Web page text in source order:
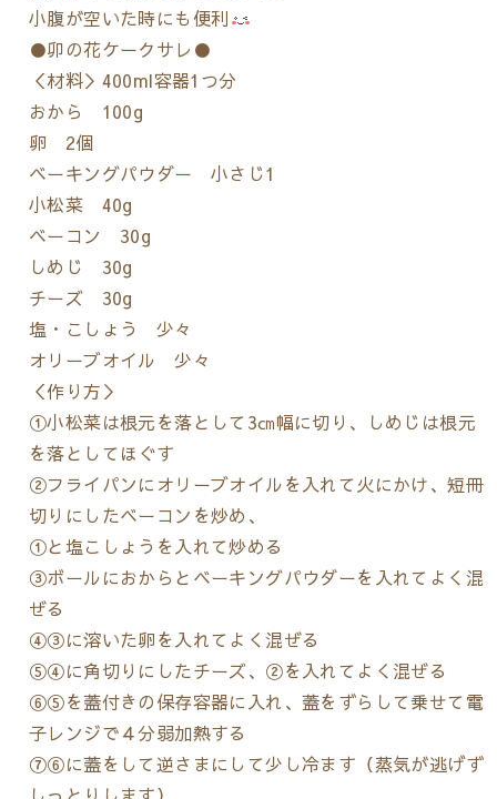
小腹が空いた時にも便利
●卯の花ケークサレ●
＜材料＞400ml容器1つ分
おから 100g
卵 2個
ベーキングパウダー 小さじ1
小松菜 40g
ベーコン 30g
しめじ 30g
チーズ 30g
塩・こしょう 少々
オリーブオイル 少々
＜作り方＞
①小松菜は根元を落として3㎝幅に切り、しめじは根元
を落としてほぐす
②フライパンにオリーブオイルを入れて火にかけ、短冊
切りにしたベーコンを炒め、
①と塩こしょうを入れて炒める
③ボールにおからとベーキングパウダーを入れてよく混
ぜる
④③に溶いた卵を入れてよく混ぜる
⑤④に角切りにしたチーズ、②を入れてよく混ぜる
⑥⑤を蓋付きの保存容器に入れ、蓋をずらして乗せて電
子レンジで４分弱加熱する
⑦⑥に蓋をして逆さまにして少し冷ます（蒸気が逃げず